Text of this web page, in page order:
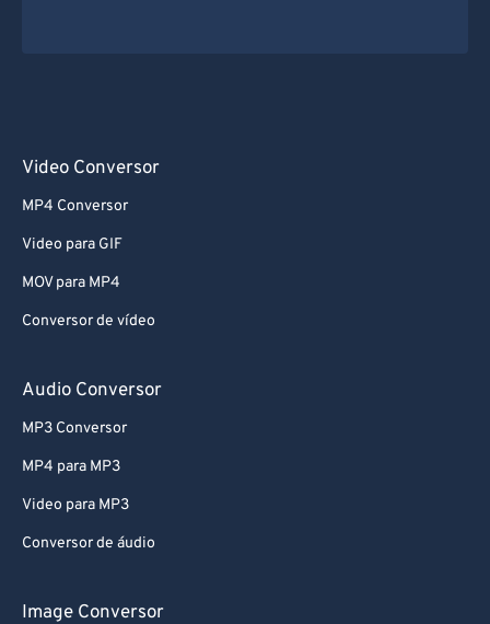
Video Conversor
MP4 Conversor
Video para GIF
MOV para MP4
Conversor de vídeo
Audio Conversor
MP3 Conversor
MP4 para MP3
Video para MP3
Conversor de áudio
Image Conversor